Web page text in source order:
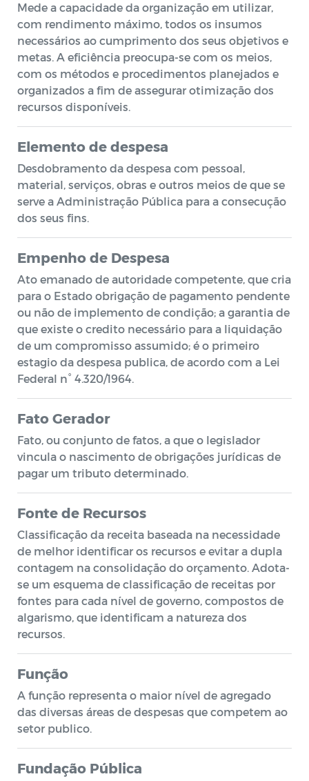
Mede a capacidade da organização em utilizar,
com rendimento máximo, todos os insumos
necessários ao cumprimento dos seus objetivos e
metas. A eficiência preocupa-se com os meios,
com os métodos e procedimentos planejados e
organizados a fim de assegurar otimização dos
recursos disponíveis.
Elemento de despesa
Desdobramento da despesa com pessoal,
material, serviços, obras e outros meios de que se
serve a Administração Pública para a consecução
dos seus fins.
Empenho de Despesa
Ato emanado de autoridade competente, que cria
para o Estado obrigação de pagamento pendente
ou não de implemento de condição; a garantia de
que existe o credito necessário para a liquidação
de um compromisso assumido; é o primeiro
estagio da despesa publica, de acordo com a Lei
Federal n° 4.320/1964.
Fato Gerador
Fato, ou conjunto de fatos, a que o legislador
vincula o nascimento de obrigações jurídicas de
pagar um tributo determinado.
Fonte de Recursos
Classificação da receita baseada na necessidade
de melhor identificar os recursos e evitar a dupla
contagem na consolidação do orçamento. Adota-
se um esquema de classificação de receitas por
fontes para cada nível de governo, compostos de
algarismo, que identificam a natureza dos
recursos.
Função
A função representa o maior nível de agregado
das diversas áreas de despesas que competem ao
setor publico.
Fundação Pública